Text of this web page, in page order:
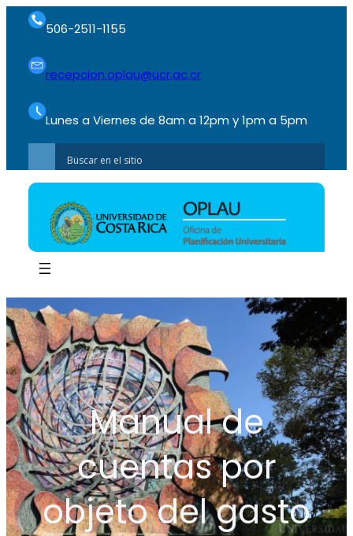
506-2511-1155
recepcion.oplau@ucr.ac.cr
Lunes a Viernes de 8am a 12pm y 1pm a 5pm
Manual de
cuentas por
objeto del gasto